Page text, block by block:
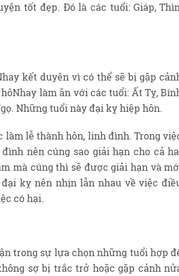
tốt đẹp. Đó là các tuổi: Giáp,
kết duyên vì có thể sẽ bị gặp
làm ăn với các tuổi: Ất Tỵ,
Những tuổi này đại kỵ hiệp hôn.
lễ thành hôn, linh đình. Trong
nên cúng sao giải hạn cho cả
mà cúng thì sẽ được giải hạn và
kỵ nên nhịn lẫn nhau về việc
có hại.
trong sự lựa chọn những tuổi hợp
sợ bị trắc trở hoặc gặp cảnh